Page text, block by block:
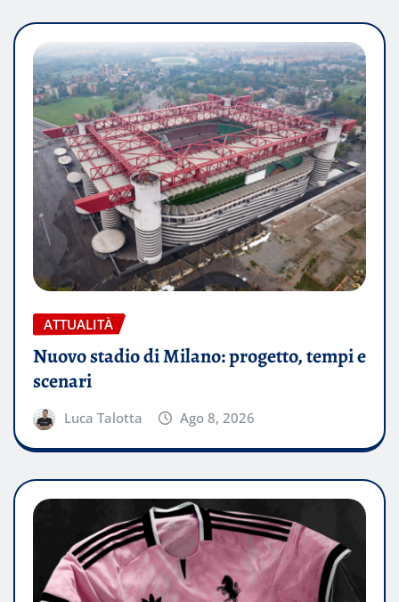
ATTUALITÀ
Nuovo stadio di Milano: progetto, tempi e
scenari
Luca Talotta Ago 8, 2026